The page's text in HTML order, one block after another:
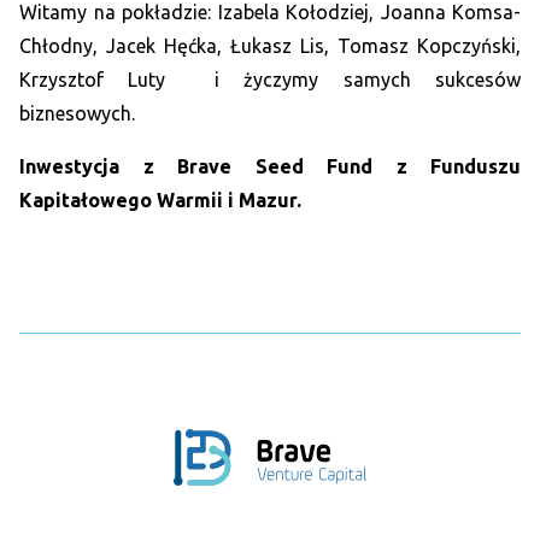
Witamy na pokładzie: Izabela Kołodziej, Joanna Komsa-
Chłodny, Jacek Hęćka, Łukasz Lis, Tomasz Kopczyński,
Krzysztof Luty i życzymy samych sukcesów
biznesowych.
Inwestycja z Brave Seed Fund z Funduszu
Kapitałowego Warmii i Mazur.